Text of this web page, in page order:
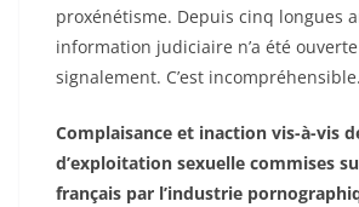
proxénétisme. Depuis cinq longues
information judiciaire n’a été
signalement. C’est incompréhensible.
Complaisance et inaction vis-à-vis
d’exploitation sexuelle commises
français par l’industrie